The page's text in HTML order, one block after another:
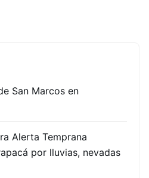
San Marcos en
Alerta Temprana
por lluvias, nevadas